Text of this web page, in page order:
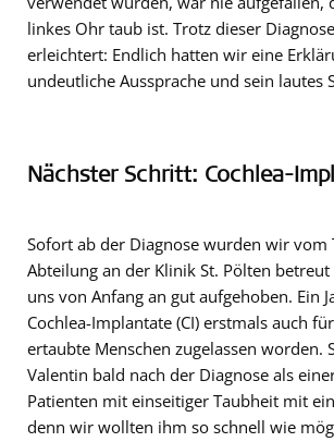
linkes Ohr taub ist. Trotz dieser
erleichtert: Endlich hatten wir eine
undeutliche Aussprache und sein lautes
Nächster Schritt: Cochlea-
Sofort ab der Diagnose wurden wir vom
Abteilung an der Klinik St. Pölten
uns von Anfang an gut aufgehoben. Ein
Cochlea-Implantate (CI) erstmals auch
ertaubte Menschen zugelassen worden.
Valentin bald nach der Diagnose als
Patienten mit einseitiger Taubheit mit
denn wir wollten ihm so schnell wie